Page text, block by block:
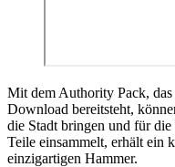
Mit dem Authority Pack,
Download bereitsteht,
die Stadt bringen und für
Teile einsammelt, erhält ein
einzigartigen Hammer.